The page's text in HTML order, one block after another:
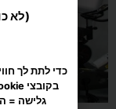
גלישה =